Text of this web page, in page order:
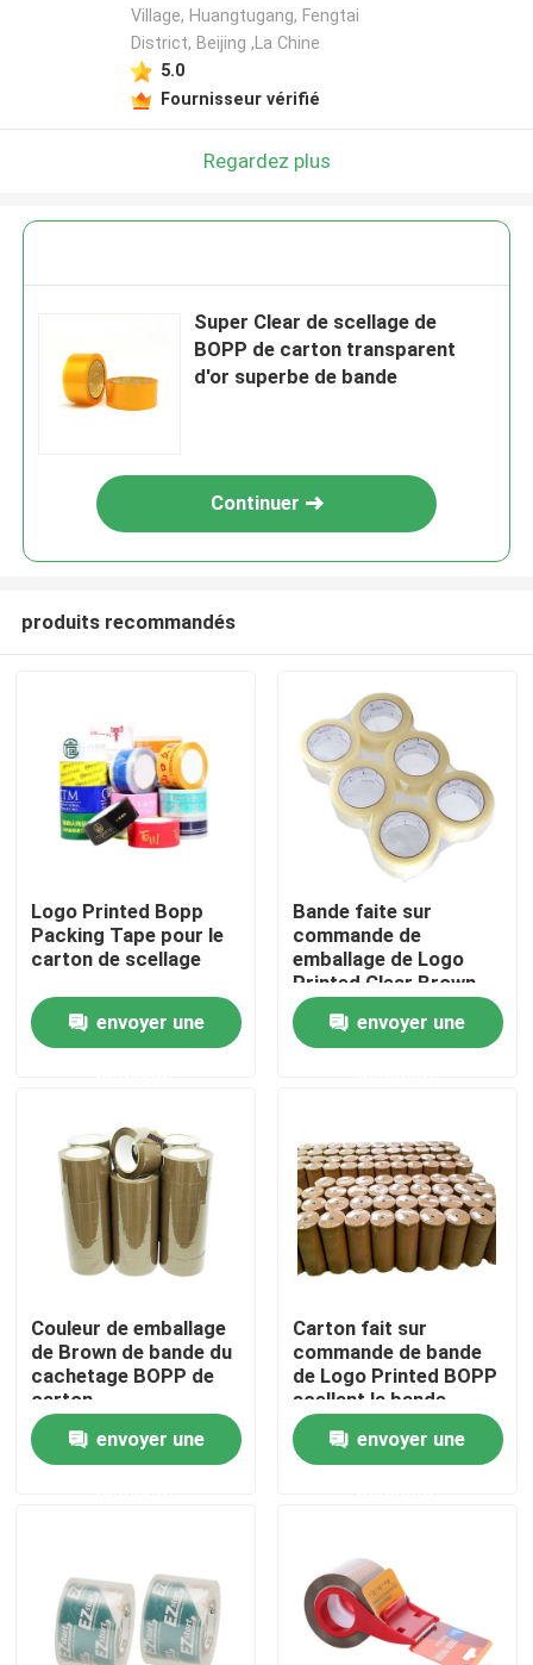
Maison
Produits
Au sujet de nous
Visite d'usine
Contrôle de qualité
Contactez-nous
Cas
Bande d'emballage de Bopp
Village, Huangtugang, Fengtai
District, Beijing ,La Chine
5.0
Fournisseur vérifié
Regardez plus
Super Clear de scellage de
BOPP de carton transparent
d'or superbe de bande
Continuer
produits recommandés
Logo Printed Bopp
Packing Tape pour le
carton de scellage
envoyer une
Bande faite sur
commande de
emballage de Logo
Printed Clear Brown
BOPP de bande du
cachetage BOPP de
carton
envoyer une
Couleur de emballage
de Brown de bande du
cachetage BOPP de
carton
envoyer une
Carton fait sur
commande de bande
de Logo Printed BOPP
scellant la bande
claire Rolls enorme de
BOPP envoyer une